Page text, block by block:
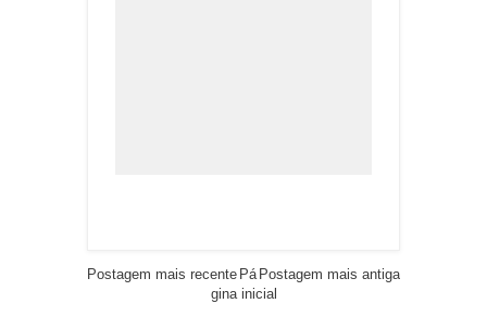
Postagem mais recente Postagem mais antiga
Pá
gina inicial